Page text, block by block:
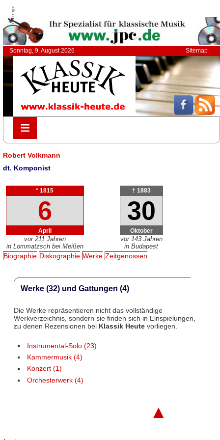
Anzeige
Sonntag, 9. August 2026 Sitemap
≡
≡
Robert Volkmann
dt. Komponist
* 1815
6
April
vor 211 Jahren
in Lommatzsch bei Meißen
† 1883
30
Oktober
vor 143 Jahren
in Budapest
Biographie Diskographie Werke Zeitgenossen
Werke (32) und Gattungen (4)
Die Werke repräsentieren nicht das vollständige
Werkverzeichnis, sondern sie finden sich in Einspielungen,
zu denen Rezensionen bei Klassik Heutevorliegen.
Instrumental-Solo (23)
Kammermusik (4)
Konzert (1)
Orchesterwerk (4)
▲